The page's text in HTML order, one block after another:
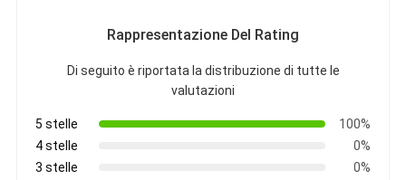
tutti in una lavagna interattiva
lavagna interattiva portatile
Bordo interattivo del proiettore
Rappresentazione Del Rating
Di seguito è riportata la distribuzione di tutte le
valutazioni
5 stelle
100%
4 stelle
0%
3 stelle
0%